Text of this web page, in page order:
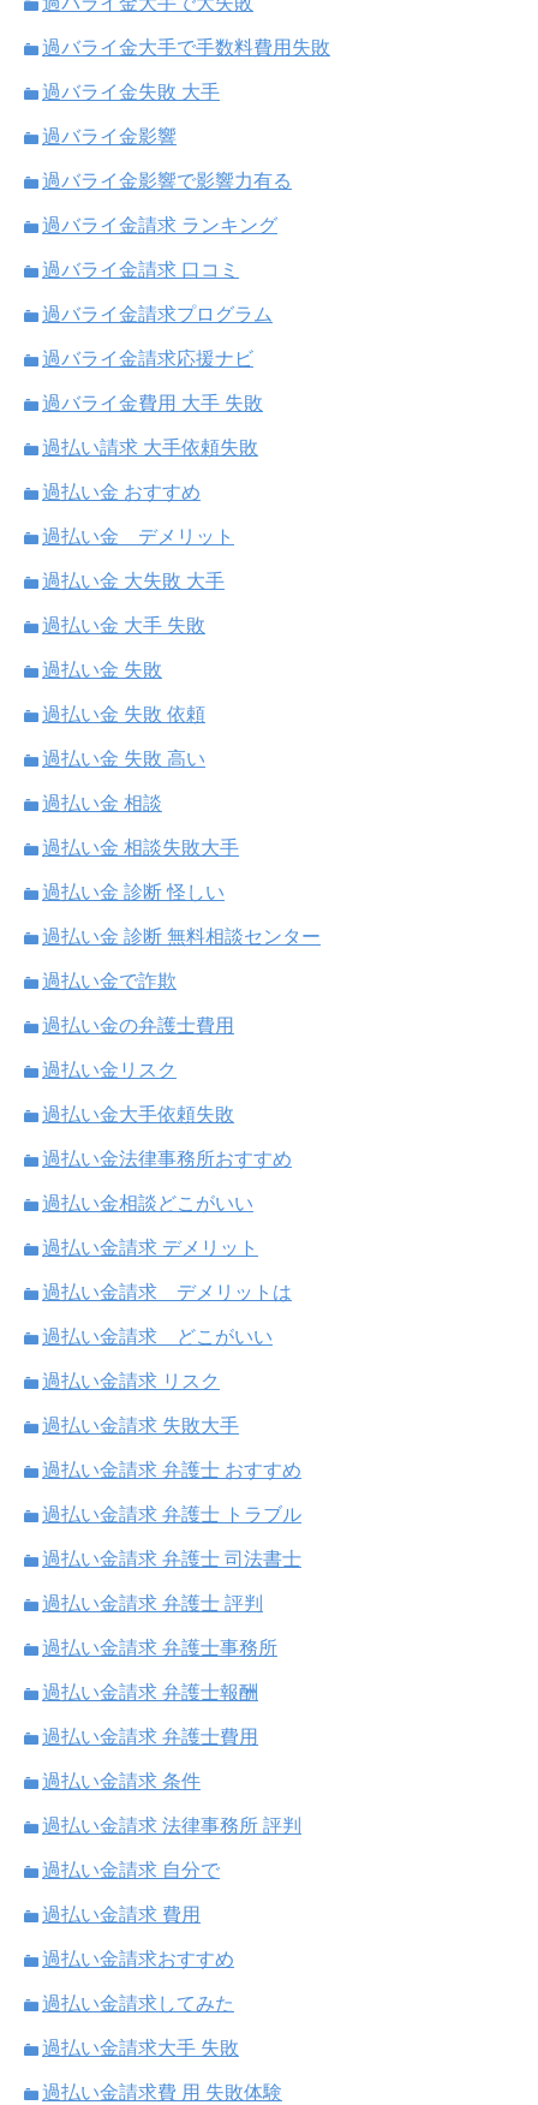
過バライ金大手で手数料費用失敗
過バライ金失敗 大手
過バライ金影響
過バライ金影響で影響力有る
過バライ金請求 ランキング
過バライ金請求 口コミ
過バライ金請求プログラム
過バライ金請求応援ナビ
過バライ金費用 大手 失敗
過払い請求 大手依頼失敗
過払い金 おすすめ
過払い金 デメリット
過払い金 大失敗 大手
過払い金 大手 失敗
過払い金 失敗
過払い金 失敗 依頼
過払い金 失敗 高い
過払い金 相談
過払い金 相談失敗大手
過払い金 診断 怪しい
過払い金 診断 無料相談センター
過払い金で詐欺
過払い金の弁護士費用
過払い金リスク
過払い金大手依頼失敗
過払い金法律事務所おすすめ
過払い金相談どこがいい
過払い金請求 デメリット
過払い金請求 デメリットは
過払い金請求 どこがいい
過払い金請求 リスク
過払い金請求 失敗大手
過払い金請求 弁護士 おすすめ
過払い金請求 弁護士 トラブル
過払い金請求 弁護士 司法書士
過払い金請求 弁護士 評判
過払い金請求 弁護士事務所
過払い金請求 弁護士報酬
過払い金請求 弁護士費用
過払い金請求 条件
過払い金請求 法律事務所 評判
過払い金請求 自分で
過払い金請求 費用
過払い金請求おすすめ
過払い金請求してみた
過払い金請求大手 失敗
過払い金請求費 用 失敗体験